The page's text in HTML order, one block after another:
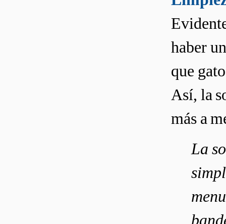
haber
que
Así, la
más a
La